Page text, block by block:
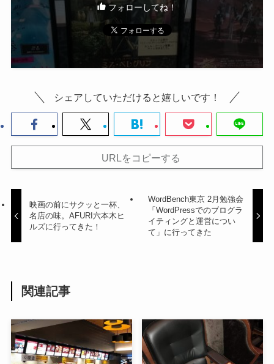
フォローしてね！
シェアしていただけると嬉しいです！
URLをコピーする
映画の前にサクッと一杯、
名店の味。AFURI六本木ヒ
ルズに行ってきた！
WordBench東京 2月勉強会
「WordPressでのブログラ
イティングと運営につい
て」に行ってきた
関連記事